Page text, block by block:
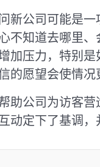
新公司可能是
不知道去哪里
加压力，特别
的愿望会使情况
助公司为访客
动定下了基调，